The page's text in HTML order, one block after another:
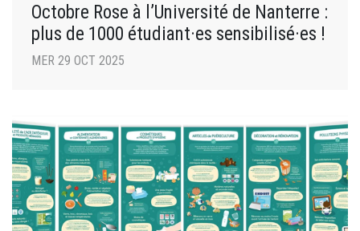
Octobre Rose à l’Université de Nanterre :
plus de 1000 étudiant·es sensibilisé·es !
MER 29 OCT 2025